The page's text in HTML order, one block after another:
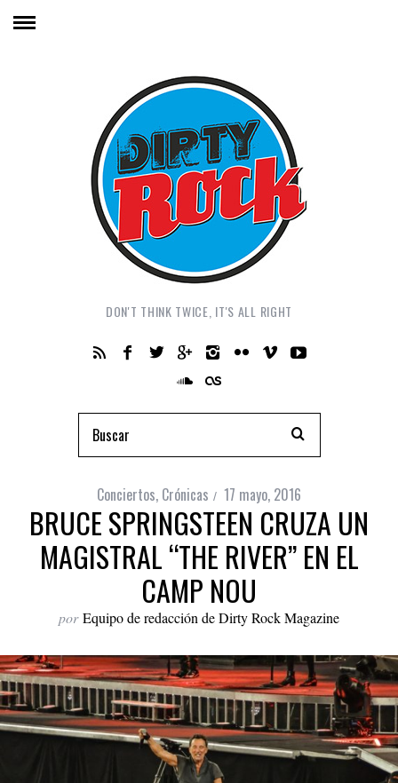
DON'T THINK TWICE, IT'S ALL RIGHT
Conciertos, Crónicas 17 mayo, 2016
BRUCE SPRINGSTEEN CRUZA UN
MAGISTRAL “THE RIVER” EN EL
CAMP NOU
por Equipo de redacción de Dirty Rock Magazine